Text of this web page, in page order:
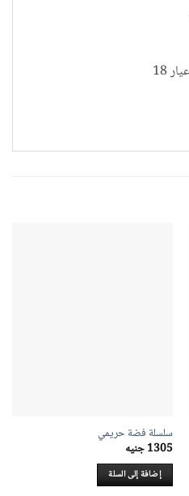
18
سلسلة فضة حريمي
1305جنيه
إضافة إلى السلة